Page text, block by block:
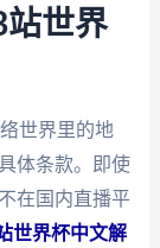
站世界
世界里的地
体条款。即使
在国内直播平
世界杯中文解